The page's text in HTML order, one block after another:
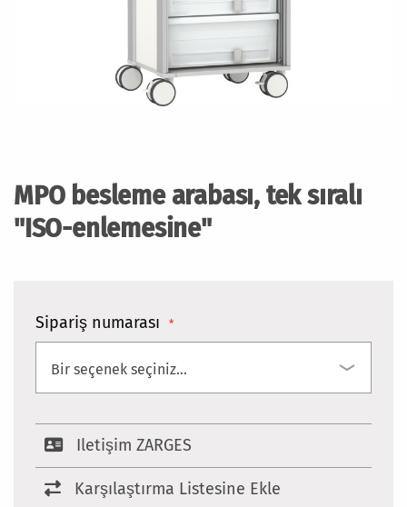
MPO besleme arabası, tek sıralı
"ISO-enlemesine"
Sipariş numarası
Iletişim ZARGES
Karşılaştırma Listesine Ekle
git